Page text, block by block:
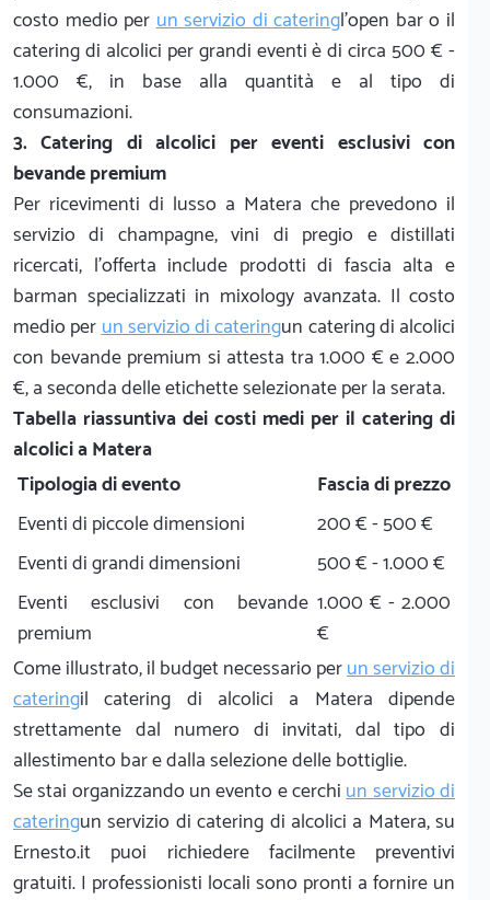
costo medio perun servizio di cateringl'open bar o il
catering di alcolici per grandi eventi è di circa 500 € -
1.000 €, in base alla quantità e al tipo di
consumazioni.
3. Catering di alcolici per eventi esclusivi con
bevande premium
Per ricevimenti di lusso a Matera che prevedono il
servizio di champagne, vini di pregio e distillati
ricercati, l'offerta include prodotti di fascia alta e
barman specializzati in mixology avanzata. Il costo
medio perun servizio di cateringun catering di alcolici
con bevande premium si attesta tra 1.000 € e 2.000
€, a seconda delle etichette selezionate per la serata.
Tabella riassuntiva dei costi medi per il catering di
alcolici a Matera
Tipologia di evento
Fascia di prezzo
Eventi di piccole dimensioni
200 € - 500 €
Eventi di grandi dimensioni
500 € - 1.000 €
Eventi esclusivi con bevande
premium
1.000 € - 2.000
€
Come illustrato, il budget necessario perun servizio di
cateringil catering di alcolici a Matera dipende
strettamente dal numero di invitati, dal tipo di
allestimento bar e dalla selezione delle bottiglie.
Se stai organizzando un evento e cerchiun servizio di
cateringun servizio di catering di alcolici a Matera, su
Ernesto.it puoi richiedere facilmente preventivi
gratuiti. I professionisti locali sono pronti a fornire un